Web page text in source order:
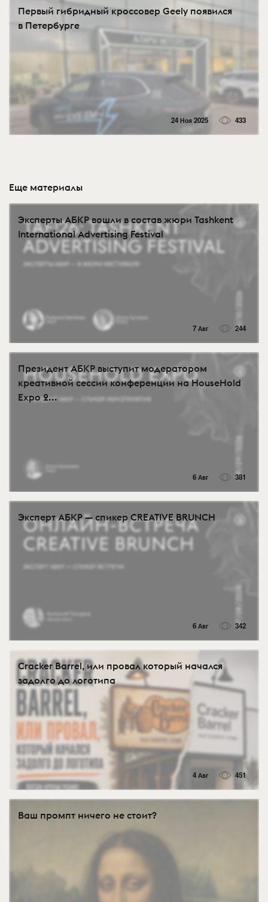
Первый гибридный кроссовер Geely появился
в Петербурге
24 Ноя 2025 433
Еще материалы
Эксперты АБКР вошли в состав жюри Tashkent
International Advertising Festival
7 Авг 244
Президент АБКР выступит модератором
креативной сессии конференции на HouseHold
Expo 2...
6 Авг 381
Эксперт АБКР — спикер CREATIVE BRUNCH
6 Авг 342
Cracker Barrel, или провал который начался
задолго до логотипа
4 Авг 451
Ваш промпт ничего не стоит?